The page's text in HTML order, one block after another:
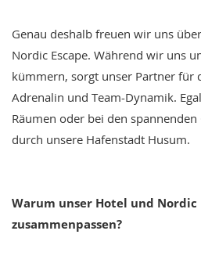
Genau deshalb freuen wir uns
Nordic Escape. Während wir uns
kümmern, sorgt unser Partner für
Adrenalin und Team-Dynamik.
Räumen oder bei den
durch unsere Hafenstadt Husum.
Warum unser Hotel und Nordic
zusammenpassen?